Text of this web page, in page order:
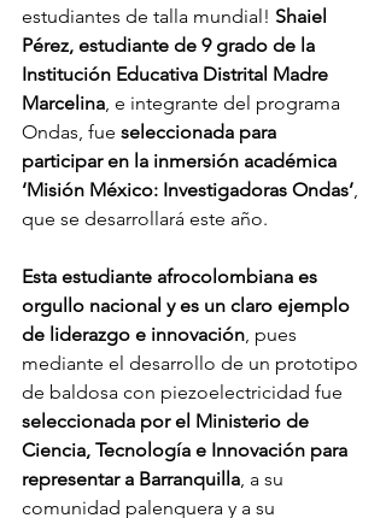
estudiantes de talla mundial! Shaiel
Pérez, estudiante de 9 grado de la
Institución Educativa Distrital Madre
Marcelina , e integrante del programa
Ondas, fue seleccionada para
participar en la inmersión académica
‘Misión México: Investigadoras Ondas’
que se desarrollará este año.
Esta estudiante afrocolombiana es
orgullo nacional y es un claro ejemplo
de liderazgo e innovación , pues
mediante el desarrollo de un prototipo
de baldosa con piezoelectricidad fue
seleccionada por el Ministerio de
Ciencia, Tecnología e Innovación para
representar a Barranquilla , a su
comunidad palenquera y a su